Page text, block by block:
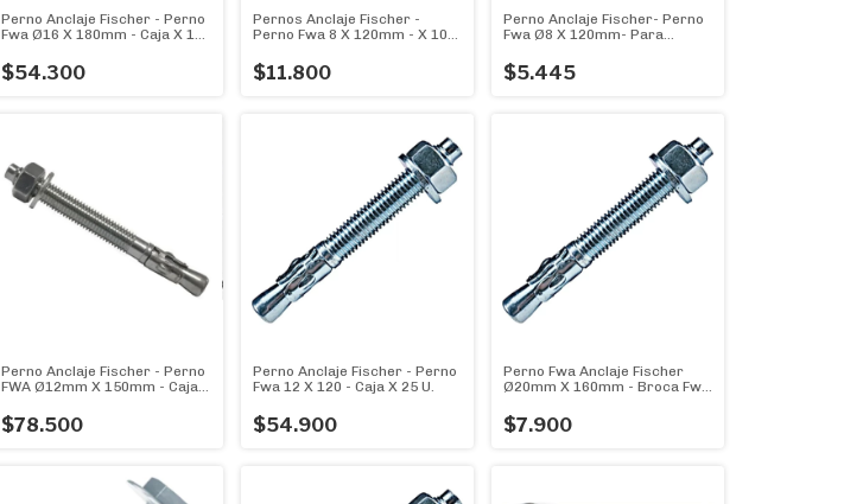
Perno Anclaje Fischer - Perno
Fwa Ø16 X 180mm - Caja X 10
$54.300
Pernos Anclaje Fischer -
Perno Fwa 8 X 120mm - X 10
$11.800
Perno Anclaje Fischer- Perno
Fwa Ø8 X 120mm- Para
$5.445
Perno Anclaje Fischer - Perno
FWA Ø12mm X 150mm - Caja
$78.500
Perno Anclaje Fischer - Perno
Fwa 12 X 120 - Caja X 25 U.
$54.900
Perno Fwa Anclaje Fischer
Ø20mm X 160mm - Broca Fwa
$7.900